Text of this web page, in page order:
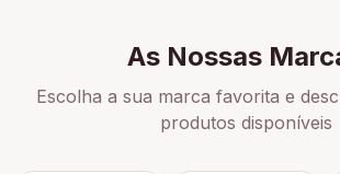
As Nossas
Escolha a sua marca favorita e
produtos disponíveis